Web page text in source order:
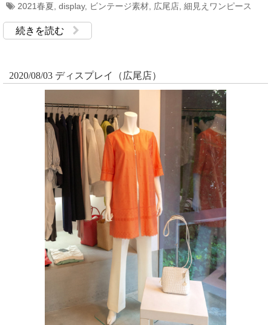
2021春夏 display, ビンテージ素材 広尾店 細見えワンピース
続きを読む
2020/08/03 ディスプレイ（広尾店）